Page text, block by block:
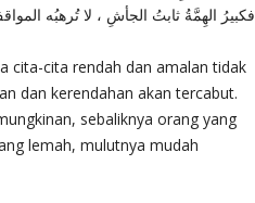
فكبيرُ الهِمَّةُ ثابتُ الجأشِ ، لا تُرهبُه
cita-cita rendah dan amalan tidak
dan kerendahan akan tercabut.
sebaliknya orang yang
lemah, mulutnya mudah